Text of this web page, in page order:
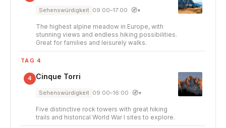
Sehenswürdigkeit 09:00–17:00 🧭▾
The highest alpine meadow in Europe, with
stunning views and endless hiking possibilities.
Great for families and leisurely walks.
TAG 4
4 Cinque Torri
Sehenswürdigkeit 09:00–16:00 🧭▾
Five distinctive rock towers with great hiking
trails and historical World War I sites to explore.